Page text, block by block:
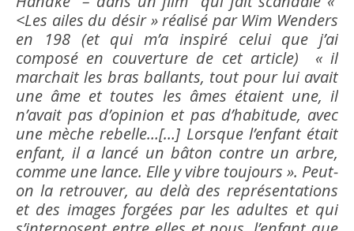
<Les ailes du désir» réalisé par Wim Wenders
en 198 (et qui m’a inspiré celui que j’ai
composé en couverture de cet article) « il
marchait les bras ballants, tout pour lui avait
une âme et toutes les âmes étaient une, il
n’avait pas d’opinion et pas d’habitude, avec
une mèche rebelle…[…] Lorsque l’enfant était
enfant, il a lancé un bâton contre un arbre,
comme une lance. Elle y vibre toujours ». Peut-
on la retrouver, au delà des représentations
et des images forgées par les adultes et qui